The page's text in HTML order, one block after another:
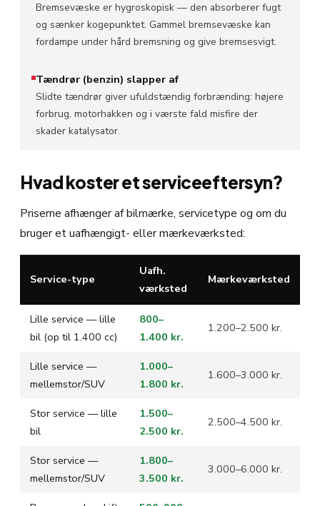
Bremsevæske er hygroskopisk — den absorberer fugt
og sænker kogepunktet. Gammel bremsevæske kan
fordampe under hård bremsning og give bremsesvigt.
Tændrør (benzin) slapper af
Slidte tændrør giver ufuldstændig forbrænding: højere
forbrug, motorhakken og i værste fald misfire der
skader katalysator.
Hvad koster et serviceeftersyn?
Priserne afhænger af bilmærke, servicetype og om du
bruger et uafhængigt- eller mærkeværksted:
Service-type
Uafh.
værksted
Mærkeværksted
Lille service — lille
bil (op til 1.400 cc)
800–
1.400 kr.
1.200–2.500 kr.
Lille service —
mellemstor/SUV
1.000–
1.800 kr.
1.600–3.000 kr.
Stor service — lille
bil
1.500–
2.500 kr.
2.500–4.500 kr.
Stor service —
mellemstor/SUV
1.800–
3.500 kr.
3.000–6.000 kr.